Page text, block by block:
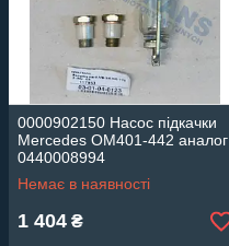
0000902150 Насос підкачки
Mercedes OM401-442 аналог
0440008994
Немає в наявності
1 404 ₴